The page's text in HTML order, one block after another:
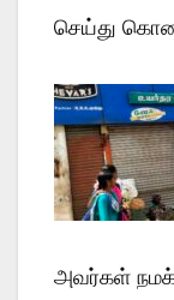
செய்து
அவர்கள்